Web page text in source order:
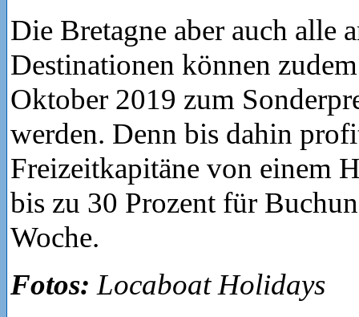
Die Bretagne aber auch alle
Destinationen können
Oktober 2019 zum
werden. Denn bis dahin
Freizeitkapitäne von einem
bis zu 30 Prozent für
Woche.
Fotos: Locaboat Holidays